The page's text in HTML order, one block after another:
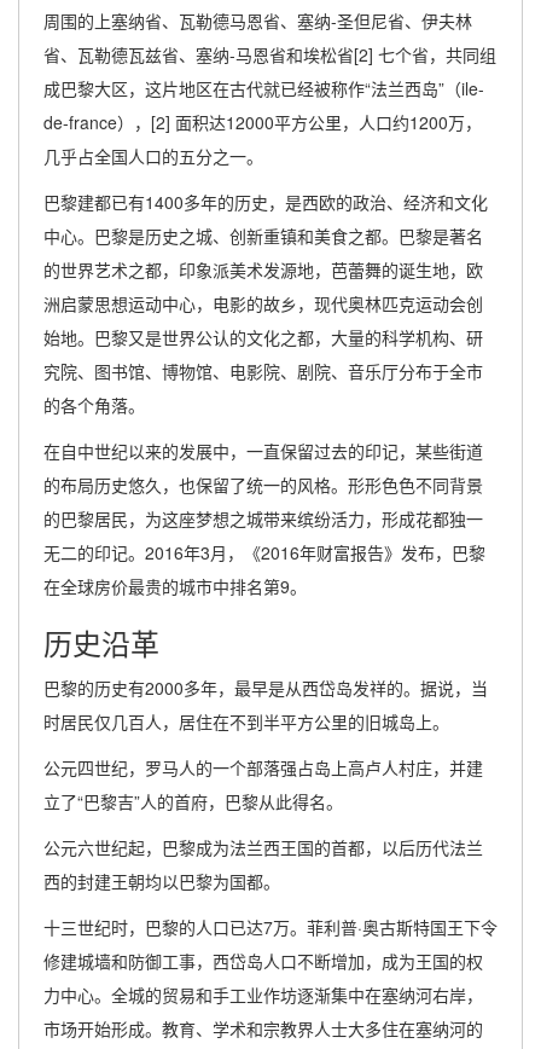
周围的上塞纳省、瓦勒德马恩省、塞纳-圣但尼省、伊夫林
省、瓦勒德瓦兹省、塞纳-马恩省和埃松省[2] 七个省，共同组
成巴黎大区，这片地区在古代就已经被称作“法兰西岛”（ile-
de-france），[2] 面积达12000平方公里，人口约1200万，
几乎占全国人口的五分之一。
巴黎建都已有1400多年的历史，是西欧的政治、经济和文化
中心。巴黎是历史之城、创新重镇和美食之都。巴黎是著名
的世界艺术之都，印象派美术发源地，芭蕾舞的诞生地，欧
洲启蒙思想运动中心，电影的故乡，现代奥林匹克运动会创
始地。巴黎又是世界公认的文化之都，大量的科学机构、研
究院、图书馆、博物馆、电影院、剧院、音乐厅分布于全市
的各个角落。
在自中世纪以来的发展中，一直保留过去的印记，某些街道
的布局历史悠久，也保留了统一的风格。形形色色不同背景
的巴黎居民，为这座梦想之城带来缤纷活力，形成花都独一
无二的印记。2016年3月，《2016年财富报告》发布，巴黎
在全球房价最贵的城市中排名第9。
历史沿革
巴黎的历史有2000多年，最早是从西岱岛发祥的。据说，当
时居民仅几百人，居住在不到半平方公里的旧城岛上。
公元四世纪，罗马人的一个部落强占岛上高卢人村庄，并建
立了“巴黎吉”人的首府，巴黎从此得名。
公元六世纪起，巴黎成为法兰西王国的首都，以后历代法兰
西的封建王朝均以巴黎为国都。
十三世纪时，巴黎的人口已达7万。菲利普·奥古斯特国王下令
修建城墙和防御工事，西岱岛人口不断增加，成为王国的权
力中心。全城的贸易和手工业作坊逐渐集中在塞纳河右岸，
市场开始形成。教育、学术和宗教界人士大多住在塞纳河的